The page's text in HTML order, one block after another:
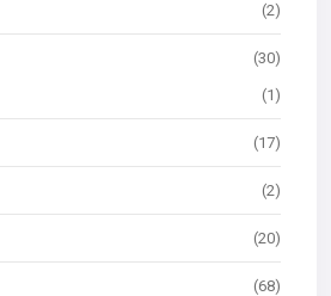
(2)
(30)
(1)
(17)
(2)
(20)
(68)